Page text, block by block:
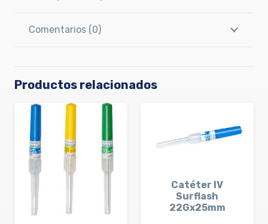
Comentarios (0)
Productos relacionados
Catéter IV
Surflash
22Gx25mm